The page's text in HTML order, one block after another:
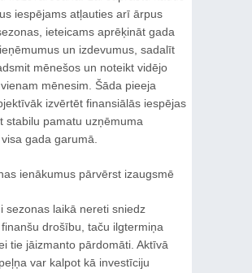
iespējams atļauties arī ārpus
ieteicams aprēķināt gada
un izdevumus, sadalīt
mēnešos un noteikt vidējo
mēnesim. Šāda pieeja
izvērtēt finansiālās iespējas
stabilu pamatu uzņēmuma
gada garumā.
ienākumus pārvērst izaugsmē
sezonas laikā nereti sniedz
drošību, taču ilgtermiņa
tie jāizmanto pārdomāti. Aktīvā
var kalpot kā investīciju